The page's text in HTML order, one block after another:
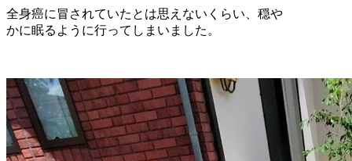
全身癌に冒されていたとは思えないくらい、穏や
かに眠るように行ってしまいました。